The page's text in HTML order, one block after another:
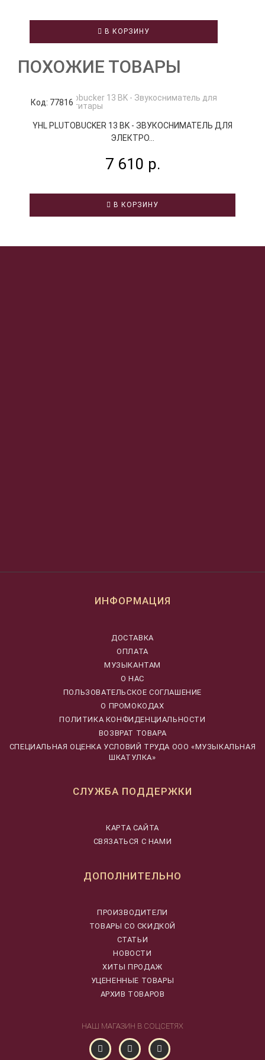
В КОРЗИНУ
ПОХОЖИЕ ТОВАРЫ
Код: 77816
YHL PLUTOBUCKER 13 BK - ЗВУКОСНИМАТЕЛЬ ДЛЯ
ЭЛЕКТРО...
7 610 р.
В КОРЗИНУ
ИНФОРМАЦИЯ
ДОСТАВКА
ОПЛАТА
МУЗЫКАНТАМ
О НАС
ПОЛЬЗОВАТЕЛЬСКОЕ СОГЛАШЕНИЕ
О ПРОМОКОДАХ
ПОЛИТИКА КОНФИДЕНЦИАЛЬНОСТИ
ВОЗВРАТ ТОВАРА
CПЕЦИАЛЬНАЯ ОЦЕНКА УСЛОВИЙ ТРУДА ООО «МУЗЫКАЛЬНАЯ
ШКАТУЛКА»
СЛУЖБА ПОДДЕРЖКИ
КАРТА САЙТА
СВЯЗАТЬСЯ С НАМИ
ДОПОЛНИТЕЛЬНО
ПРОИЗВОДИТЕЛИ
ТОВАРЫ СО СКИДКОЙ
СТАТЬИ
НОВОСТИ
ХИТЫ ПРОДАЖ
УЦЕНЕННЫЕ ТОВАРЫ
АРХИВ ТОВАРОВ
НАШ МАГАЗИН В СОЦСЕТЯХ